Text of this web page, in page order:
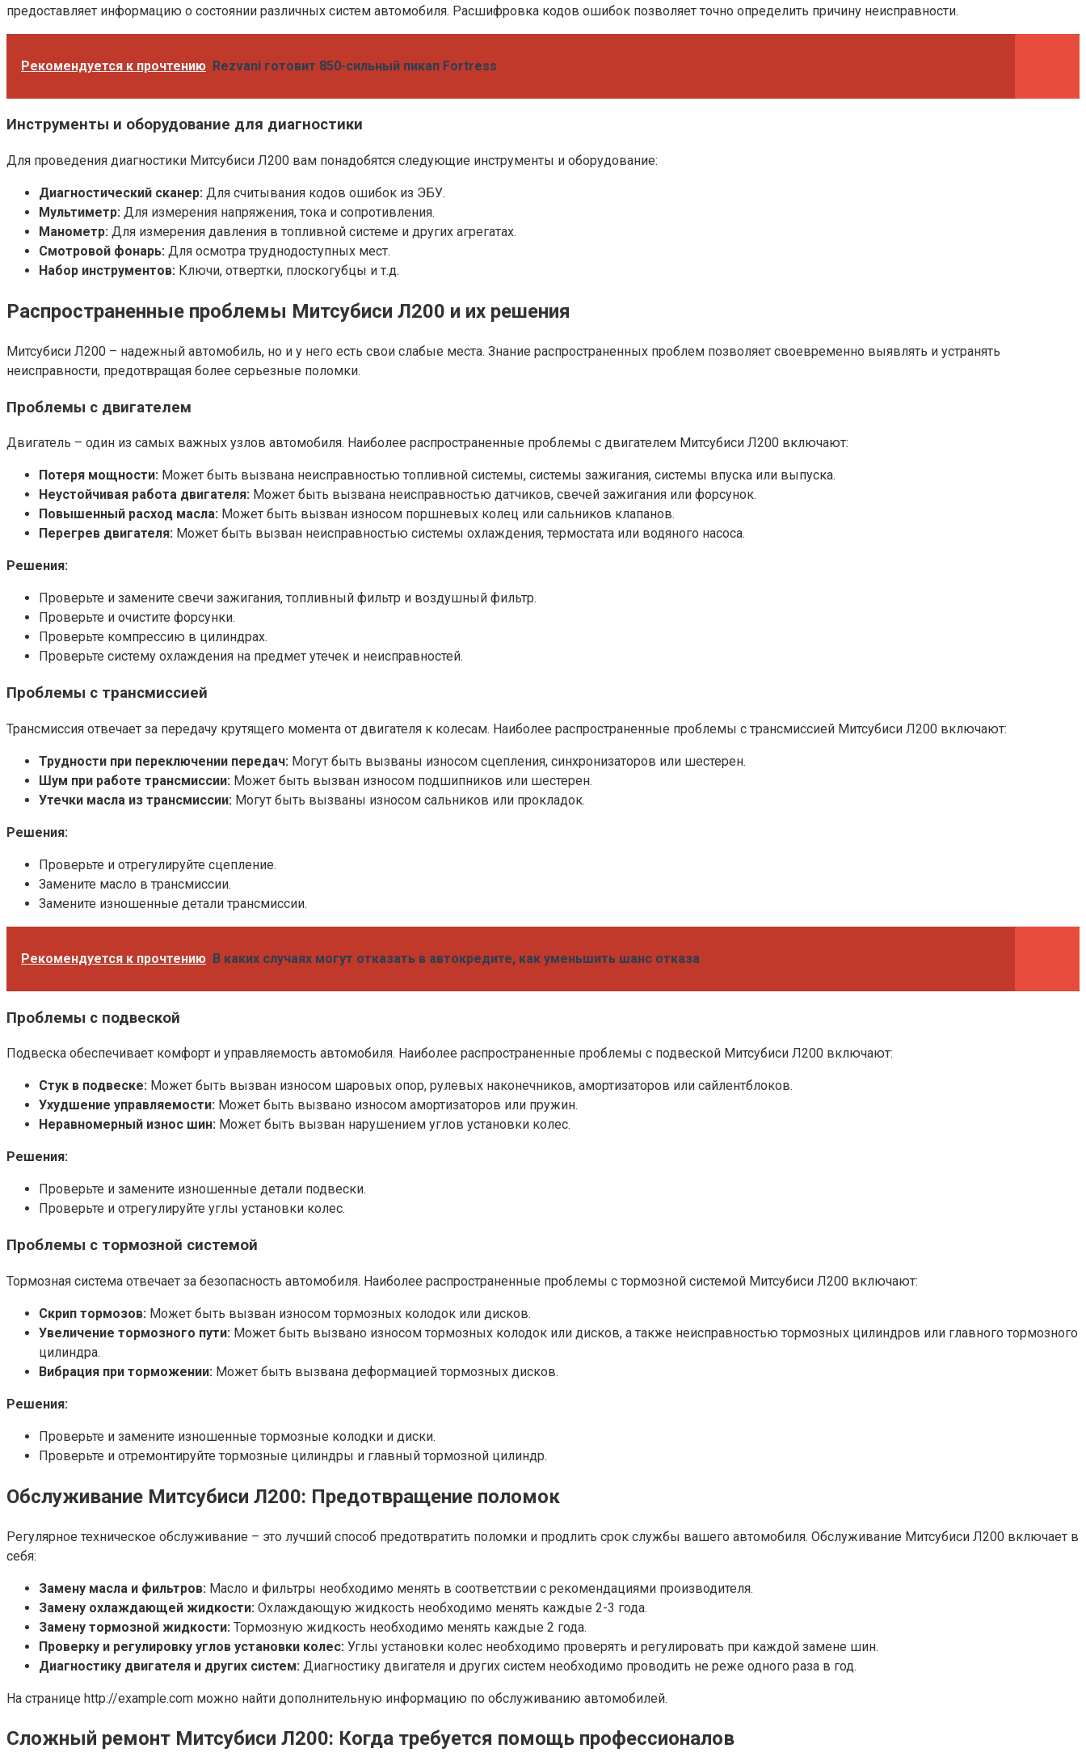
предоставляет информацию о состоянии различных систем автомобиля. Расшифровка кодов ошибок позволяет точно определить причину неисправности.
Рекомендуется к прочтению Rezvani готовит 850-сильный пикап Fortress
Инструменты и оборудование для диагностики
Для проведения диагностики Митсубиси Л200 вам понадобятся следующие инструменты и оборудование:
Диагностический сканер: Для считывания кодов ошибок из ЭБУ.
Мультиметр: Для измерения напряжения, тока и сопротивления.
Манометр: Для измерения давления в топливной системе и других агрегатах.
Смотровой фонарь: Для осмотра труднодоступных мест.
Набор инструментов: Ключи, отвертки, плоскогубцы и т.д.
Распространенные проблемы Митсубиси Л200 и их решения
Митсубиси Л200 – надежный автомобиль, но и у него есть свои слабые места. Знание распространенных проблем позволяет своевременно выявлять и устранять
неисправности, предотвращая более серьезные поломки.
Проблемы с двигателем
Двигатель – один из самых важных узлов автомобиля. Наиболее распространенные проблемы с двигателем Митсубиси Л200 включают:
Потеря мощности: Может быть вызвана неисправностью топливной системы, системы зажигания, системы впуска или выпуска.
Неустойчивая работа двигателя: Может быть вызвана неисправностью датчиков, свечей зажигания или форсунок.
Повышенный расход масла: Может быть вызван износом поршневых колец или сальников клапанов.
Перегрев двигателя: Может быть вызван неисправностью системы охлаждения, термостата или водяного насоса.
Решения:
Проверьте и замените свечи зажигания, топливный фильтр и воздушный фильтр.
Проверьте и очистите форсунки.
Проверьте компрессию в цилиндрах.
Проверьте систему охлаждения на предмет утечек и неисправностей.
Проблемы с трансмиссией
Трансмиссия отвечает за передачу крутящего момента от двигателя к колесам. Наиболее распространенные проблемы с трансмиссией Митсубиси Л200 включают:
Трудности при переключении передач: Могут быть вызваны износом сцепления, синхронизаторов или шестерен.
Шум при работе трансмиссии: Может быть вызван износом подшипников или шестерен.
Утечки масла из трансмиссии: Могут быть вызваны износом сальников или прокладок.
Решения:
Проверьте и отрегулируйте сцепление.
Замените масло в трансмиссии.
Замените изношенные детали трансмиссии.
Рекомендуется к прочтению В каких случаях могут отказать в автокредите, как уменьшить шанс отказа
Проблемы с подвеской
Подвеска обеспечивает комфорт и управляемость автомобиля. Наиболее распространенные проблемы с подвеской Митсубиси Л200 включают:
Стук в подвеске: Может быть вызван износом шаровых опор, рулевых наконечников, амортизаторов или сайлентблоков.
Ухудшение управляемости: Может быть вызвано износом амортизаторов или пружин.
Неравномерный износ шин: Может быть вызван нарушением углов установки колес.
Решения:
Проверьте и замените изношенные детали подвески.
Проверьте и отрегулируйте углы установки колес.
Проблемы с тормозной системой
Тормозная система отвечает за безопасность автомобиля. Наиболее распространенные проблемы с тормозной системой Митсубиси Л200 включают:
Скрип тормозов: Может быть вызван износом тормозных колодок или дисков.
Увеличение тормозного пути: Может быть вызвано износом тормозных колодок или дисков, а также неисправностью тормозных цилиндров или главного тормозного
цилиндра.
Вибрация при торможении: Может быть вызвана деформацией тормозных дисков.
Решения:
Проверьте и замените изношенные тормозные колодки и диски.
Проверьте и отремонтируйте тормозные цилиндры и главный тормозной цилиндр.
Обслуживание Митсубиси Л200: Предотвращение поломок
Регулярное техническое обслуживание – это лучший способ предотвратить поломки и продлить срок службы вашего автомобиля. Обслуживание Митсубиси Л200 включает в
себя:
Замену масла и фильтров: Масло и фильтры необходимо менять в соответствии с рекомендациями производителя.
Замену охлаждающей жидкости: Охлаждающую жидкость необходимо менять каждые 2-3 года.
Замену тормозной жидкости: Тормозную жидкость необходимо менять каждые 2 года.
Проверку и регулировку углов установки колес: Углы установки колес необходимо проверять и регулировать при каждой замене шин.
Диагностику двигателя и других систем: Диагностику двигателя и других систем необходимо проводить не реже одного раза в год.
На странице http://example.com можно найти дополнительную информацию по обслуживанию автомобилей.
Сложный ремонт Митсубиси Л200: Когда требуется помощь профессионалов